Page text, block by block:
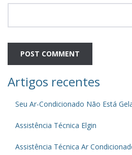
Artigos recentes
Seu Ar-Condicionado Não Está
Assistência Técnica Elgin
Assistência Técnica Ar